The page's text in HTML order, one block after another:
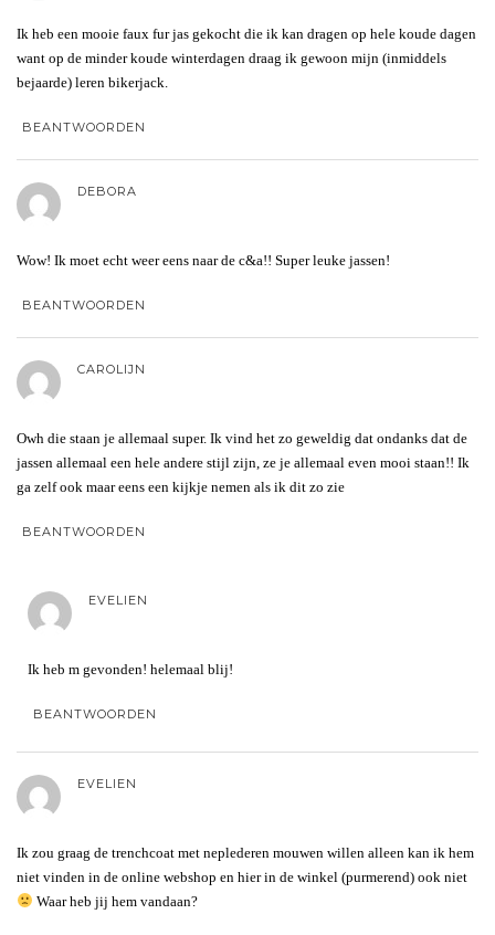
Ik heb een mooie faux fur jas gekocht die ik kan dragen op hele koude dagen
want op de minder koude winterdagen draag ik gewoon mijn (inmiddels
bejaarde) leren bikerjack.
BEANTWOORDEN
DEBORA
Wow! Ik moet echt weer eens naar de c&a!! Super leuke jassen!
BEANTWOORDEN
CAROLIJN
Owh die staan je allemaal super. Ik vind het zo geweldig dat ondanks dat de
jassen allemaal een hele andere stijl zijn, ze je allemaal even mooi staan!! Ik
ga zelf ook maar eens een kijkje nemen als ik dit zo zie
BEANTWOORDEN
EVELIEN
Ik heb m gevonden! helemaal blij!
BEANTWOORDEN
EVELIEN
Ik zou graag de trenchcoat met neplederen mouwen willen alleen kan ik hem
niet vinden in de online webshop en hier in de winkel (purmerend) ook niet
Waar heb jij hem vandaan?